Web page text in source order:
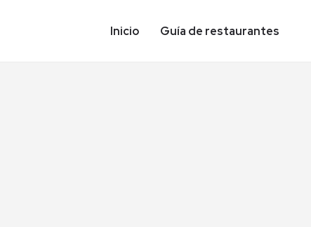
Inicio Guía de restaurantes